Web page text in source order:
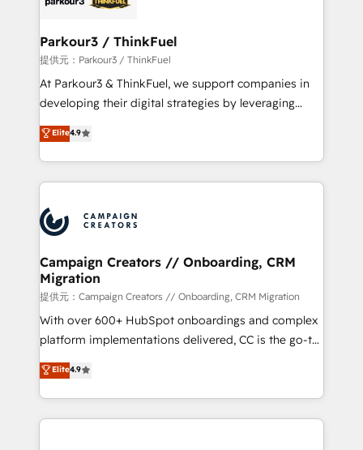
companies scale faster and smarter. 🔹 BOOMS:
Demand generation for all your buyers With BOOMS,
you invest in 100% of your buyers, accelerating your
growth and positioning yourself as an undisputed
transformation process A methodology designed to
implement HubSpot effectively and optimize your
record of business transformation, our growth-first
approach has helped brands dominate their
Parkour3 / ThinkFuel
提供元：Parkour3 / ThinkFuel
At Parkour3 & ThinkFuel, we support companies in
developing their digital strategies by leveraging
technologies and automating their marketing and
sales processes to generate growth. Our offer spans
from Strategy to Operations. We specialize in CRM
onboarding and implementation, web design, sales
extensive experience working with tech companies
and manufacturers since 2002, we are committed to
empowering our clients and developing their
autonomy. Get to grips with HubSpot through
guided implementation and seamless integration of
the CRM platform into your digital ecosystem. Would
you like support in deploying your inbound
to your needs and sales objectives. With 125+
certifications, we are part of the most certified
Elite4.9
Campaign Creators // Onboarding, CRM
Migration
提供元：Campaign Creators // Onboarding, CRM Migration
With over 600+ HubSpot onboardings and complex
platform implementations delivered, CC is the go-to
Elite Solutions Partner for businesses ready to
migrate, replatform, and scale smarter. We specialize
in high-impact CRM and CMS migrations and
onboarding from platforms like Salesforce, NetSuite,
Elite4.9